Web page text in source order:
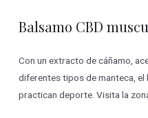
Balsamo CBD
Con un extracto de cáñamo,
diferentes tipos de manteca, el
practican deporte. Visita la